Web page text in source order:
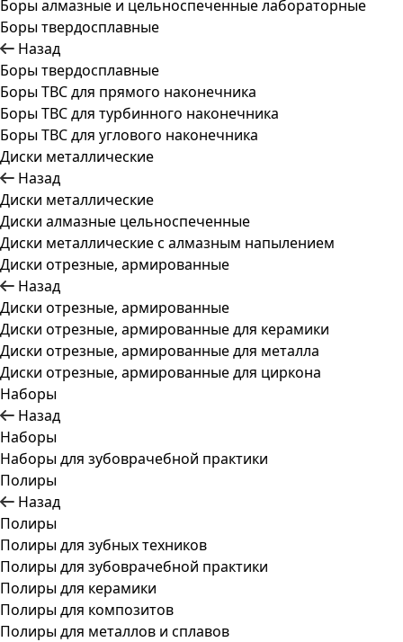
Боры алмазные и цельноспеченные лабораторные
Боры твердосплавные
Назад
Боры твердосплавные
Боры ТВС для прямого наконечника
Боры ТВС для турбинного наконечника
Боры ТВС для углового наконечника
Диски металлические
Назад
Диски металлические
Диски алмазные цельноспеченные
Диски металлические с алмазным напылением
Диски отрезные, армированные
Назад
Диски отрезные, армированные
Диски отрезные, армированные для керамики
Диски отрезные, армированные для металла
Диски отрезные, армированные для циркона
Наборы
Назад
Наборы
Наборы для зубоврачебной практики
Полиры
Назад
Полиры
Полиры для зубных техников
Полиры для зубоврачебной практики
Полиры для керамики
Полиры для композитов
Полиры для металлов и сплавов